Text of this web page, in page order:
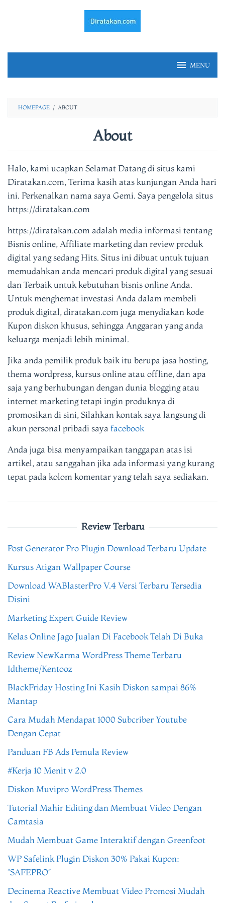
MENU
HOMEPAGE / ABOUT
About
irawan
Posted
on
31/03/2021
Halo, kami ucapkan Selamat Datang di situs kami
Diratakan.com, Terima kasih atas kunjungan Anda hari
ini. Perkenalkan nama saya Gemi. Saya pengelola situs
https://diratakan.com
https://diratakan.com adalah media informasi tentang
Bisnis online, Affiliate marketing dan review produk
digital yang sedang Hits. Situs ini dibuat untuk tujuan
memudahkan anda mencari produk digital yang sesuai
dan Terbaik untuk kebutuhan bisnis online Anda.
Untuk menghemat investasi Anda dalam membeli
produk digital, diratakan.com juga menydiakan kode
Kupon diskon khusus, sehingga Anggaran yang anda
keluarga menjadi lebih minimal.
Jika anda pemilik produk baik itu berupa jasa hosting,
thema wordpress, kursus online atau offline, dan apa
saja yang berhubungan dengan dunia blogging atau
internet marketing tetapi ingin produknya di
promosikan di sini, Silahkan kontak saya langsung di
akun personal pribadi saya facebook
Anda juga bisa menyampaikan tanggapan atas isi
artikel, atau sanggahan jika ada informasi yang kurang
tepat pada kolom komentar yang telah saya sediakan.
Review Terbaru
Post Generator Pro Plugin Download Terbaru Update
Kursus Atigan Wallpaper Course
Download WABlasterPro V.4 Versi Terbaru Tersedia
Disini
Marketing Expert Guide Review
Kelas Online Jago Jualan Di Facebook Telah Di Buka
Review NewKarma WordPress Theme Terbaru
Idtheme/Kentooz
BlackFriday Hosting Ini Kasih Diskon sampai 86%
Mantap
Cara Mudah Mendapat 1000 Subcriber Youtube
Dengan Cepat
Panduan FB Ads Pemula Review
#Kerja 10 Menit v 2.0
Diskon Muvipro WordPress Themes
Tutorial Mahir Editing dan Membuat Video Dengan
Camtasia
Mudah Membuat Game Interaktif dengan Greenfoot
WP Safelink Plugin Diskon 30% Pakai Kupon:
“SAFEPRO”
Decinema Reactive Membuat Video Promosi Mudah